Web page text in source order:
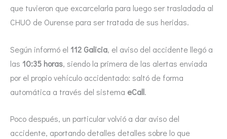
que tuvieron que excarcelarla para luego ser trasladada al
CHUO de Ourense para ser tratada de sus heridas.
Según informó el 112 Galicia, el aviso del accidente llegó a
las 10:35 horas, siendo la primera de las alertas enviada
por el propio vehículo accidentado: saltó de forma
automática a través del sistema eCall.
Poco después, un particular volvió a dar aviso del
accidente, aportando detalles detalles sobre lo que